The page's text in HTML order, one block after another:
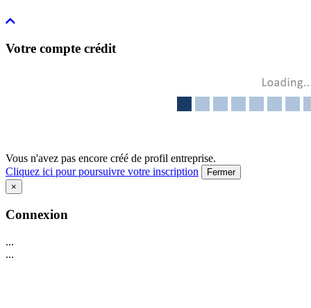
Votre compte crédit
Vous n'avez pas encore créé de profil entreprise.
Cliquez ici pour poursuivre votre inscription
Fermer
×
Connexion
...
...